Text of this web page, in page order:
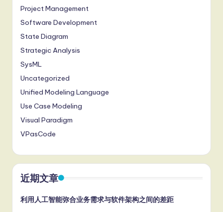
Project Management
Software Development
State Diagram
Strategic Analysis
SysML
Uncategorized
Unified Modeling Language
Use Case Modeling
Visual Paradigm
VPasCode
近期文章
利用人工智能弥合业务需求与软件架构之间的差距